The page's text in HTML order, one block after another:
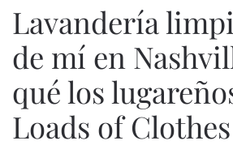
Lavandería
de mí en
qué los
Loads of Clothes